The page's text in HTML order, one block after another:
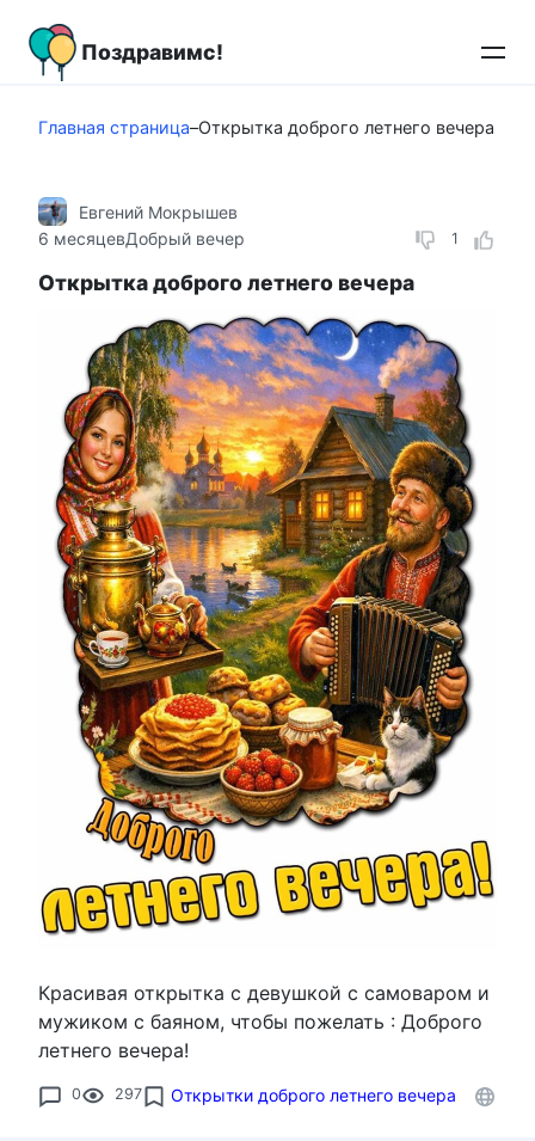
контенту
Поздравимс!
Главная страница–Открытка доброго летнего вечера
1
Евгений Мокрышев
6 месяцевДобрый вечер
Открытка доброго летнего вечера
Красивая открытка с девушкой с самоваром и
мужиком с баяном, чтобы пожелать : Доброго
летнего вечера!
0 297 Открытки доброго летнего вечера